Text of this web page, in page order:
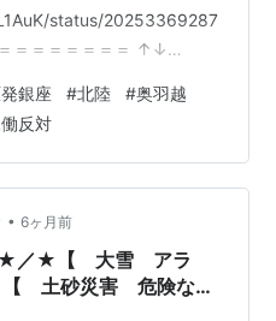
status/20253369287
＝＝＝＝＝＝＝ ↑↓
＝＝＝＝＝＝＝ ↑↓ むら
21 柏崎刈羽原発 認
何かが欠けている」 11月
h…
銀座 #北陸 #奥羽越
反対
• 6ヶ月前
／★【 大雪 アラ
土砂災害 危険な場